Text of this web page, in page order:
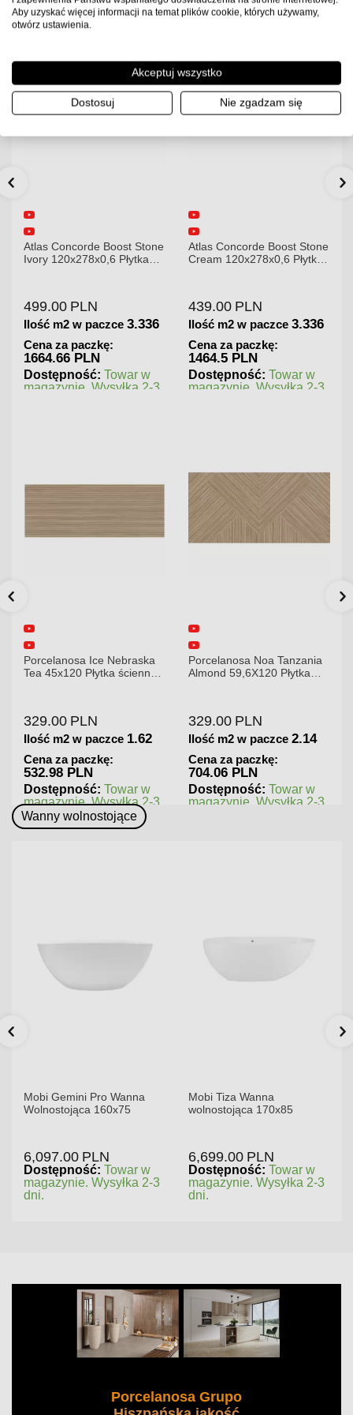
Atlas Concorde Boost Stone
Cream 120x278x0,6 Płytka
439.00 PLN
Ilość m2 w paczce 3.336
Cena za paczkę:
1464.5 PLN
Dostępność: Towar w
magazynie. Wysyłka 2-3
Atlas Concorde Brave
Gypsum 75x75 Płytka
180.00 PLN
Ilość m2 w paczce 1.125
Cena za paczkę:
202.5 PLN
Dostępność: Towar w
magazynie. Wysyłka 2-3
Porcelanosa Noa Tanzania
Almond 59,6X120 Płytka
329.00 PLN
Ilość m2 w paczce 2.14
Cena za paczkę:
704.06 PLN
Dostępność: Towar w
magazynie. Wysyłka 2-3
dni.
Porcelanosa Karachi Grey
120x120x8,5mm płytka
379.00 PLN
Ilość m2 w paczce 1.44
Cena za paczkę:
545.76 PLN
Dostępność: Towar w
magazynie. Wysyłka 2-3
Wanny wolnostojące
Mobi Gemini Pro Wanna
Wolnostojąca 160x75
6,097.00 PLN
Dostępność: Towar w
magazynie. Wysyłka 2-3
dni.
Mobi Tiza Wanna
wolnostojąca 170x85
6,699.00 PLN
Dostępność: Towar w
magazynie. Wysyłka 2-3
dni.
Porcelanosa Grupo
Aby uzyskać więcej informacji na temat plików cookie, których używamy,
otwórz ustawienia.
Akceptuj wszystko
Dostosuj Nie zgadzam się